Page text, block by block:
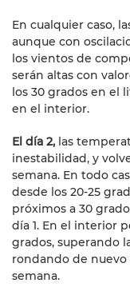
En cualquier caso,
aunque con
los vientos de
serán altas con
los 30 grados en el
en el interior.
El día 2, las
inestabilidad, y
semana. En todo
desde los 20-25
próximos a 30
día 1. En el interior
grados, superando
rondando de
semana.